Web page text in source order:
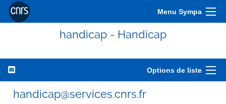
Menu Sympa
handicap - Handicap
Options de liste
handicap@services.cnrs.fr